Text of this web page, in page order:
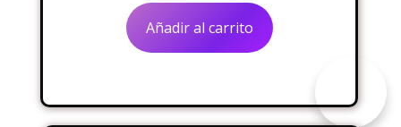
original
era:
actual
es:
Añadir al carrito